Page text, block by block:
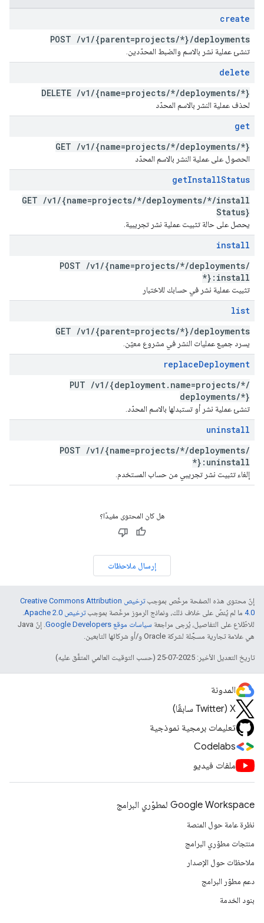
create
POST /v1 /{parent=projects/*}/deployments
تنشئ عملية نشر بالاسم والضبط المحدّدين.
delete
DELETE /v1 /{name=projects/*/deployments/*}
لحذف عملية النشر بالاسم المحدّد
get
GET /v1 /{name=projects/*/deployments/*}
الحصول على عملية النشر بالاسم المحدّد
getInstallStatus
GET /v1 /{name=projects/*/deployments/*/install
Status}
يحصل على حالة تثبيت عملية نشر تجريبية.
install
POST /v1 /{name=projects/*/deployments/
*}:install
تثبيت عملية نشر في حسابك للاختبار
list
GET /v1 /{parent=projects/*}/deployments
يسرد جميع عمليات النشر في مشروع معيّن.
replaceDeployment
PUT /v1 /{deployment. name=projects/*/
deployments/*}
تنشئ عملية نشر أو تستبدلها بالاسم المحدّد.
uninstall
POST /v1 /{name=projects/*/deployments/
*}:uninstall
إلغاء تثبيت نشر تجريبي من حساب المستخدم.
هل كان المحتوى مفيدًا؟
إرسال ملاحظات
إنّ محتوى هذه الصفحة مرخّص بموجب
ترخيص Creative Commons Attribution
4.0‏ ما لم يُنصّ على خلاف ذلك، ونماذج الرموز مرخّصة بموجبترخيص Apache 2.0‏
.
للاطّلاع على التفاصيل، يُرجى مراجعة سياسات موقع Google Developers‏
. إنّ Java
هي علامة تجارية مسجَّلة لشركة Oracle و/أو شركائها التابعين.
تاريخ التعديل الأخير: 2025-07-25 (حسب التوقيت العالمي المتفَّق عليه)
المدونة
‫X ‏(Twitter سابقًا)
تعليمات برمجية نموذجية
Codelabs
ملفات فيديو
Google Workspace لمطوّري البرامج
نظرة عامة حول المنصة
منتجات مطوّري البرامج
ملاحظات حول الإصدار
دعم مطوّر البرامج
بنود الخدمة